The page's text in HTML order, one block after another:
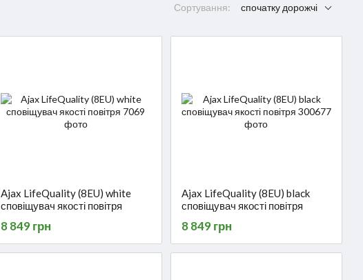
Сортування: спочатку дорожчі
Ajax LifeQuality (8EU) white
сповіщувач якості повітря
8 849 грн
Ajax LifeQuality (8EU) black
сповіщувач якості повітря
8 849 грн